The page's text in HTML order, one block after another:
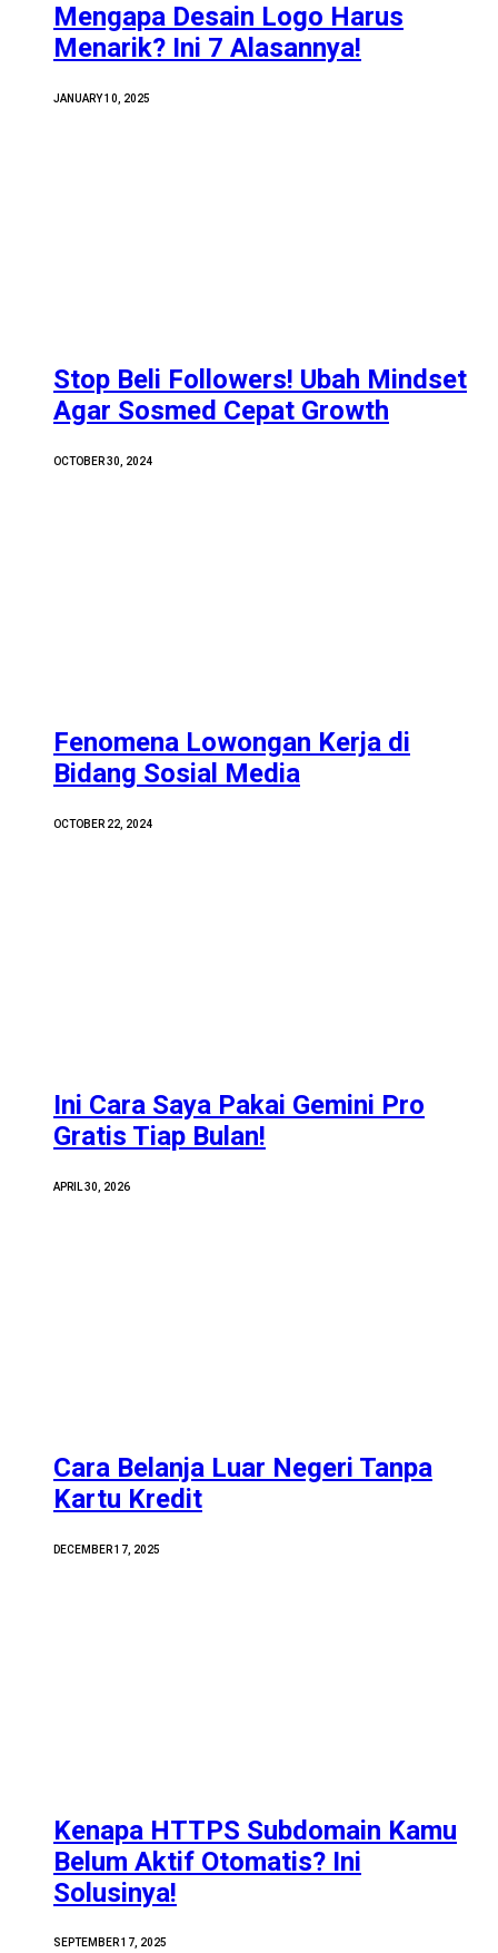
Mengapa Desain Logo Harus
Menarik? Ini 7 Alasannya!
JANUARY 10, 2025
Stop Beli Followers! Ubah Mindset
Agar Sosmed Cepat Growth
OCTOBER 30, 2024
Fenomena Lowongan Kerja di
Bidang Sosial Media
OCTOBER 22, 2024
Ini Cara Saya Pakai Gemini Pro
Gratis Tiap Bulan!
APRIL 30, 2026
Cara Belanja Luar Negeri Tanpa
Kartu Kredit
DECEMBER 17, 2025
Kenapa HTTPS Subdomain Kamu
Belum Aktif Otomatis? Ini
Solusinya!
SEPTEMBER 17, 2025